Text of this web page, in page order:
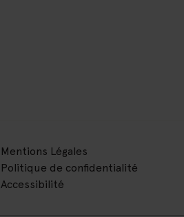
Mentions Légales
Politique de confidentialité
Accessibilité